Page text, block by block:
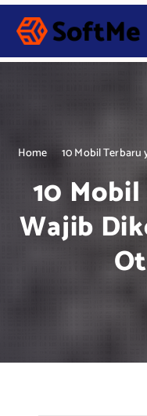
S
p
Home 10 Mobil
10
Wajib